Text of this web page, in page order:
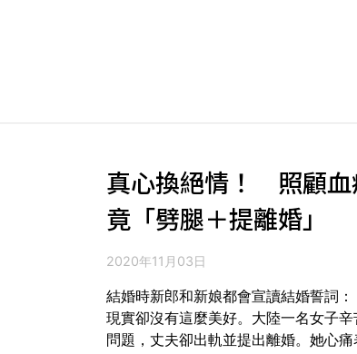
真心換絕情！ 照顧
竟「劈腿＋提離婚」
2020年11月03日
結婚時新郎和新娘都會宣讀結婚誓詞
現實卻沒有這麼美好。大陸一名女子
問題，丈夫卻出軌並提出離婚。她心